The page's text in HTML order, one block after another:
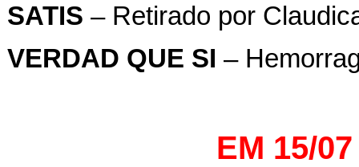
SATIS – Retirado por
VERDAD QUE SI –
EM 15/